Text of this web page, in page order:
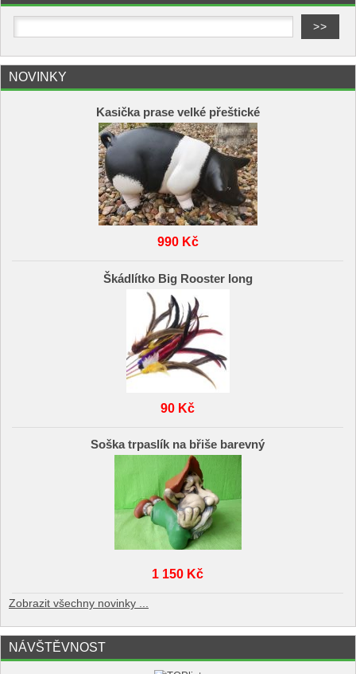
NOVINKY
Kasička prase velké přeštické
990 Kč
Škádlítko Big Rooster long
90 Kč
Soška trpaslík na břiše barevný
1 150 Kč
Zobrazit všechny novinky ...
NÁVŠTĚVNOST